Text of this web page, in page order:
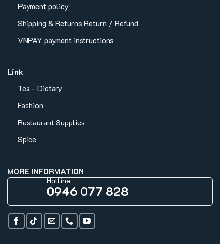
Payment policy
Shipping & Returns Return / Refund
VNPAY payment instructions
Link
Tea - Dietary
Fashion
Restaurant Supplies
Spice
MORE INFORMATION
Hotline
0946 077 828